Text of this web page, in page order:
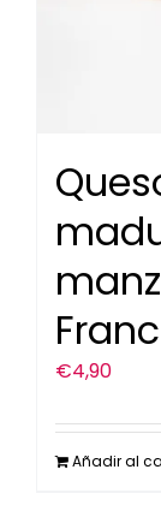
€4,90
Añadir al